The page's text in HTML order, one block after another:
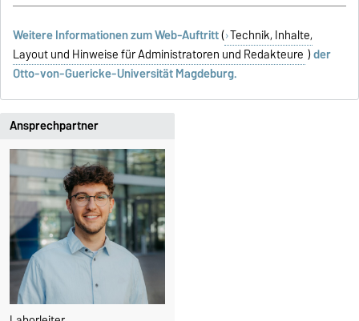
Weitere Informationen zum Web-Auftritt( Technik, Inhalte,
Layout und Hinweise für Administratoren und Redakteure )der
Otto-von-Guericke-Universität Magdeburg.
Ansprechpartner